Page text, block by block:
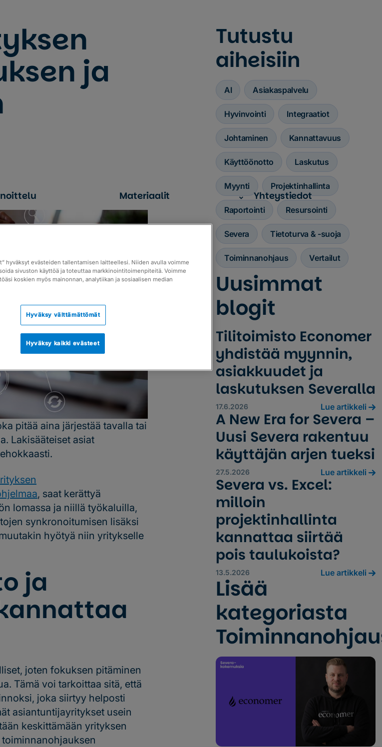
Materiaalit Yhteystiedot
ja
pitää aina järjestää tavalla tai
Lakisääteiset asiat
, saat kerättyä
lomassa ja niillä työkaluilla,
synkronoitumisen lisäksi
hyötyä niin yritykselle
ja
joten fokuksen pitäminen
Tämä voi tarkoittaa sitä, että
joka siirtyy helposti
asiantuntijayritykset usein
keskittämään yrityksen
Tutustu
aiheisiin
AI Asiakaspalvelu
Hyvinvointi Integraatiot
Johtaminen Kannattavuus
Käyttöönotto Laskutus
Myynti Projektinhallinta
Raportointi Resursointi
Severa Tietoturva & -suoja
Toiminnanohjaus Vertailut
Uusimmat
blogit
Tilitoimisto Economer
yhdistää myynnin,
asiakkuudet ja
laskutuksen Severalla
17.6.2026 Lue artikkeli
A New Era for Severa –
Uusi Severa rakentuu
käyttäjän arjen tueksi
27.5.2026 Lue artikkeli
Severa vs. Excel:
milloin
projektinhallinta
kannattaa siirtää
pois taulukoista?
13.5.2026 Lue artikkeli
Lisää
kategoriasta
hyväksyt evästeiden tallentamisen laitteellesi. Niiden avulla voimme
sivuston käyttöä ja toteuttaa markkinointitoimenpiteitä. Voimme
koskien myös mainonnan, analytiikan ja sosiaalisen median
Hyväksy välttämättömät
Hyväksy kaikki evästeet